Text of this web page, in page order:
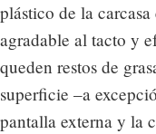
plástico de la
agradable al tacto y
queden restos de
superficie –a
pantalla externa y la